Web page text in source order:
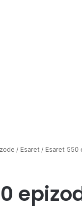
/ Esaret / Esaret 550